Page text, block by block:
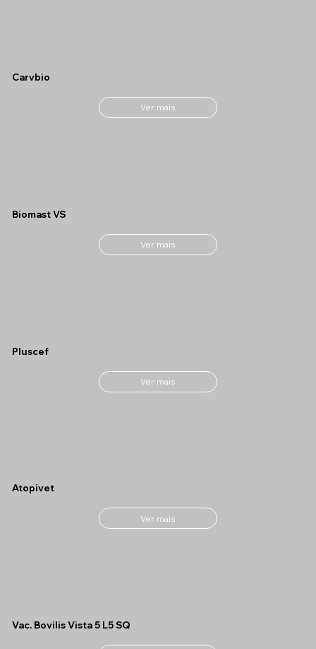
Carvbio
Ver mais
Biomast VS
Ver mais
Pluscef
Ver mais
Atopivet
Ver mais
Vac. Bovilis Vista 5 L5 SQ